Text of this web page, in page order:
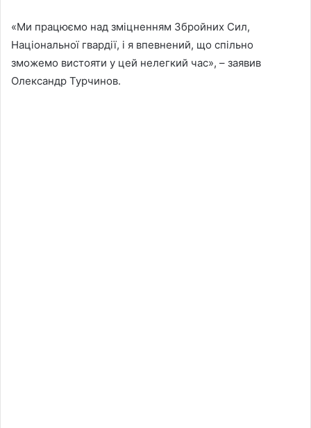
«Ми працюємо над зміцненням Збройних Сил,
Національної гвардії, і я впевнений, що спільно
зможемо вистояти у цей нелегкий час», – заявив
Олександр Турчинов.